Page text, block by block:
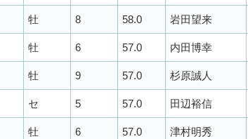
牡 8 58.0 岩田望来
牡 6 57.0 内田博幸
牡 9 57.0 杉原誠人
セ 5 57.0 田辺裕信
牡 6 57.0 津村明秀